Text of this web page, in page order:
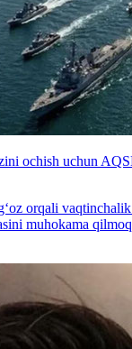
ochish uchun
orqali
muhokama